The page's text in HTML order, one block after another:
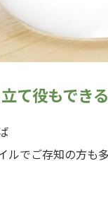
て役もでき
でご存知の方も